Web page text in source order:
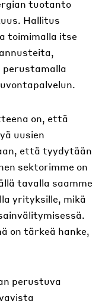
tuotanto
Hallitus
toimimalla itse
perustamalla
on, että
uusien
että tyydytään
sektorimme on
tavalla saamme
yrityksille, mikä
on tärkeä hanke,
perustuva